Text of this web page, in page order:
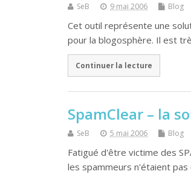
SeB 9 mai 2006 Blog
Cet outil représente une
pour la blogosphère. Il est
Continuer la lecture
SpamClear – la
SeB 5 mai 2006 Blog
Fatigué d'être victime des
les spammeurs n'étaient